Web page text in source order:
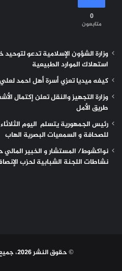
0
متابعون
وزارة الشؤون الإسلامية تدعو
استهلاك الموارد الطبيعية
كيفه ميديا تعزي أسرة أهل احمد لعلي
وزارة التجهيز والنقل تعلن إكتمال
طريق الأمل
رئيس الجمهورية يتسلم اليوم
للصحافة و السمعيات البصرية الهاب
نواكشوط/ المستشار و الخبير
نشاطات اللجنة الشبابية لحزب
© حقوق النشر 2026، جميع الحقوق محفوظة |